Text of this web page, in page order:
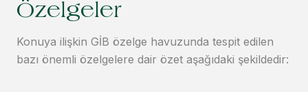
Özelgeler
Konuya ilişkin GİB özelge havuzunda tespit edilen
bazı önemli özelgelere dair özet aşağıdaki şekildedir: